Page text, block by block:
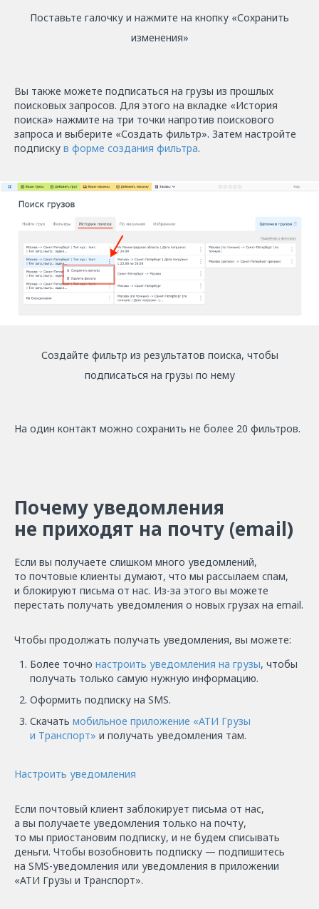
Поставьте галочку и нажмите на кнопку «Сохранить
изменения»
Вы также можете подписаться на грузы из прошлых
поисковых запросов. Для этого на вкладке «История
поиска» нажмите на три точки напротив поискового
запроса и выберите «Создать фильтр». Затем настройте
подписку в форме создания фильтра.
Создайте фильтр из результатов поиска, чтобы
подписаться на грузы по нему
На один контакт можно сохранить не более 20 фильтров.
Почему уведомления
не приходят на почту (email)
Если вы получаете слишком много уведомлений,
то почтовые клиенты думают, что мы рассылаем спам,
и блокируют письма от нас. Из-за этого вы можете
перестать получать уведомления о новых грузах на email.
Чтобы продолжать получать уведомления, вы можете:
Более точно настроить уведомления на грузы, чтобы
получать только самую нужную информацию.
Оформить подписку на SMS.
Скачать мобильное приложение «АТИ Грузы
и Транспорт» и получать уведомления там.
Настроить уведомления
Если почтовый клиент заблокирует письма от нас,
а вы получаете уведомления только на почту,
то мы приостановим подписку, и не будем списывать
деньги. Чтобы возобновить подписку — подпишитесь
на SMS-уведомления или уведомления в приложении
«АТИ Грузы и Транспорт».